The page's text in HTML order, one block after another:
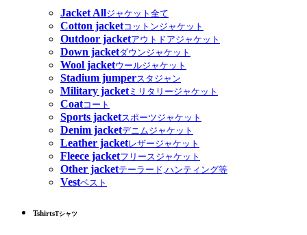
Jacket Allジャケット全て
Cotton jacketコットンジャケット
Outdoor jacketアウトドアジャケット
Down jacketダウンジャケット
Wool jacketウールジャケット
Stadium jumperスタジャン
Military jacketミリタリージャケット
Coatコート
Sports jacketスポーツジャケット
Denim jacketデニムジャケット
Leather jacketレザージャケット
Fleece jacketフリースジャケット
Other jacketテーラード,ハンティング等
Vestベスト
TshirtsTシャツ